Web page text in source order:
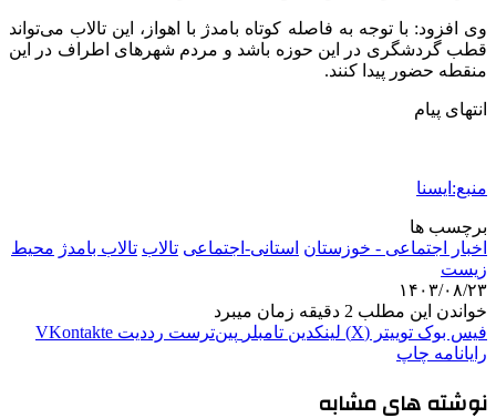
وی افزود: با توجه به فاصله کوتاه بامدژ با اهواز، این تالاب می‌تواند
قطب گردشگری در این حوزه باشد و مردم شهرهای اطراف در این
منقطه حضور پیدا کنند.
انتهای پیام
منبع:ایسنا
برچسب ها
اخبار اجتماعی - خوزستان استانی-اجتماعی تالاب تالاب بامدژ محیط
زیست
۱۴۰۳/۰۸/۲۳
خواندن این مطلب 2 دقیقه زمان میبرد
فیس بوک توییتر (X) لینکدین ‫تامبلر ‫پین‌ترست ‫رددیت ‫VKontakte
رایانامه چاپ
نوشته های مشابه